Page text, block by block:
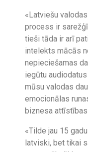
«Latviešu
process ir
tieši tāda ir arī
intelekts mācās
nepieciešamas
iegūtu
mūsu valodas
emocionālas
biznesa attīstības
«Tilde jau 15
latviski, bet tikai